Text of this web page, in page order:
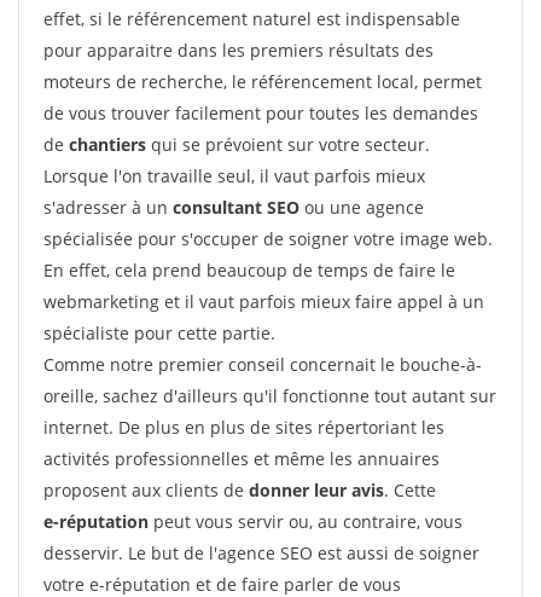
effet, si le référencement naturel est indispensable
pour apparaitre dans les premiers résultats des
moteurs de recherche, le référencement local, permet
de vous trouver facilement pour toutes les demandes
de chantiers qui se prévoient sur votre secteur.
Lorsque l'on travaille seul, il vaut parfois mieux
s'adresser à un consultant SEO ou une agence
spécialisée pour s'occuper de soigner votre image web.
En effet, cela prend beaucoup de temps de faire le
webmarketing et il vaut parfois mieux faire appel à un
spécialiste pour cette partie.
Comme notre premier conseil concernait le bouche-à-
oreille, sachez d'ailleurs qu'il fonctionne tout autant sur
internet. De plus en plus de sites répertoriant les
activités professionnelles et même les annuaires
proposent aux clients de donner leur avis. Cette
e-réputation peut vous servir ou, au contraire, vous
desservir. Le but de l'agence SEO est aussi de soigner
votre e-réputation et de faire parler de vous